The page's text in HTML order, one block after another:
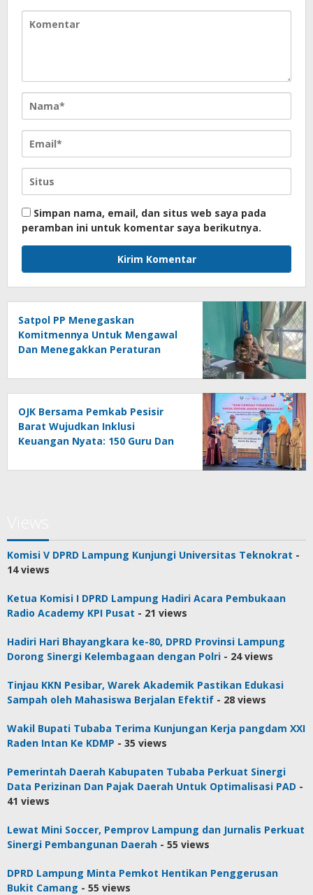
Simpan nama, email, dan situs web saya pada
peramban ini untuk komentar saya berikutnya.
Satpol PP Menegaskan
Komitmennya Untuk Mengawal
Dan Menegakkan Peraturan
OJK Bersama Pemkab Pesisir
Barat Wujudkan Inklusi
Keuangan Nyata: 150 Guru Dan
Asuransi Jiwa
Komisi V DPRD Lampung Kunjungi Universitas Teknokrat -
14 views
Ketua Komisi I DPRD Lampung Hadiri Acara Pembukaan
Radio Academy KPI Pusat - 21 views
Hadiri Hari Bhayangkara ke-80, DPRD Provinsi Lampung
Dorong Sinergi Kelembagaan dengan Polri - 24 views
Tinjau KKN Pesibar, Warek Akademik Pastikan Edukasi
Sampah oleh Mahasiswa Berjalan Efektif - 28 views
Wakil Bupati Tubaba Terima Kunjungan Kerja pangdam XXI
Raden Intan Ke KDMP - 35 views
Pemerintah Daerah Kabupaten Tubaba Perkuat Sinergi
Data Perizinan Dan Pajak Daerah Untuk Optimalisasi PAD -
41 views
Lewat Mini Soccer, Pemprov Lampung dan Jurnalis Perkuat
Sinergi Pembangunan Daerah - 55 views
DPRD Lampung Minta Pemkot Hentikan Penggerusan
Bukit Camang - 55 views